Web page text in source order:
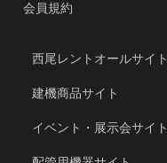
会員規約
西尾レントオールサイト
建機商品サイト
イベント・展示会サイト